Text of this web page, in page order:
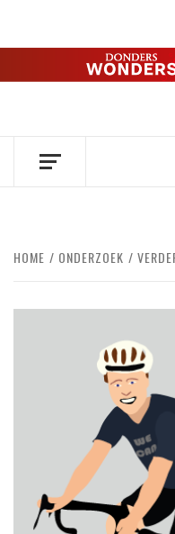
de
OVER HERSENEN EN
HOME ONDERZOEK